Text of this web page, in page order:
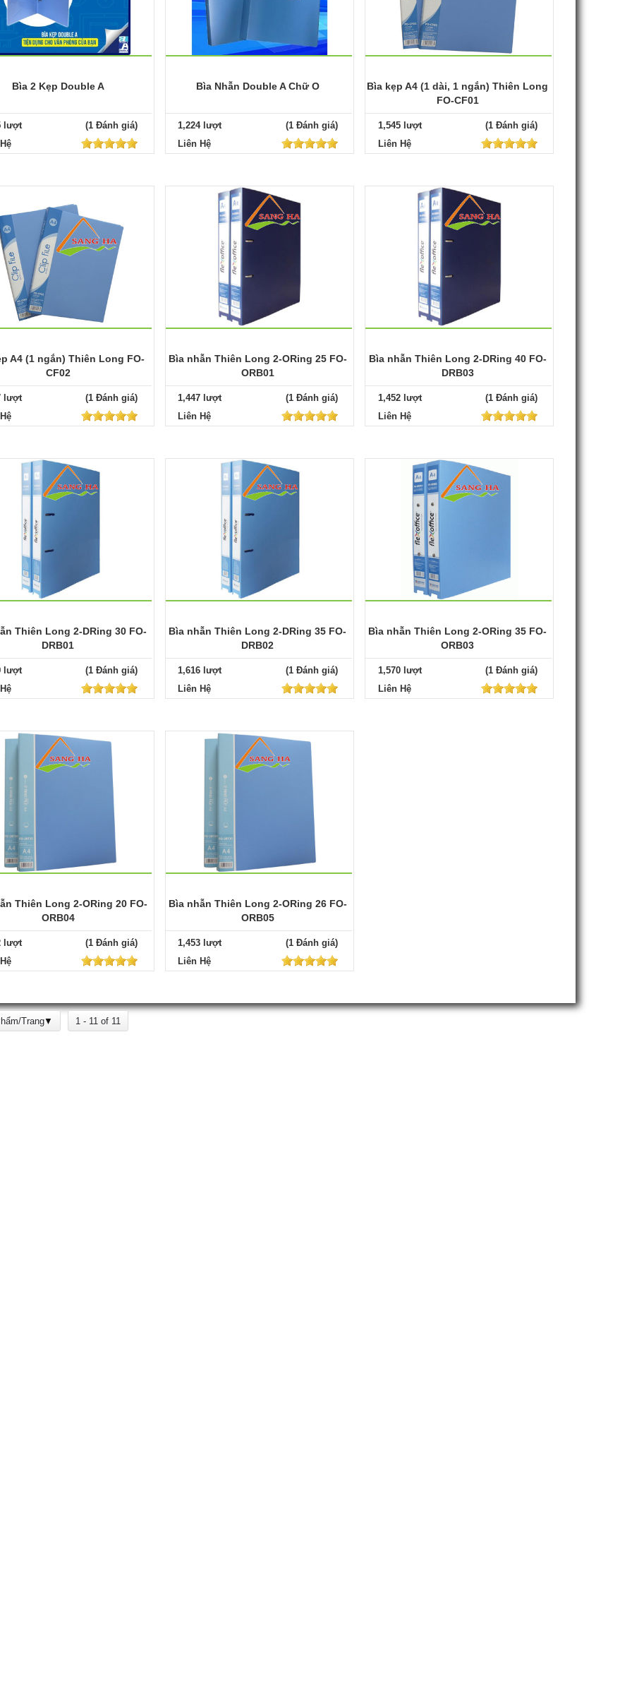
Bìa 2 Kẹp Double A
lượt
(1 Đánh giá)
Bìa Nhẫn Double A Chữ O
1,224 lượt
(1 Đánh giá)
Liên Hệ
Bìa kẹp A4 (1 dài, 1 ngắn) Thiên Long
FO-CF01
1,545 lượt
(1 Đánh giá)
Liên Hệ
A4 (1 ngắn) Thiên Long FO-
CF02
lượt
(1 Đánh giá)
Bìa nhẫn Thiên Long 2-ORing 25 FO-
ORB01
1,447 lượt
(1 Đánh giá)
Liên Hệ
Bìa nhẫn Thiên Long 2-DRing 40 FO-
DRB03
1,452 lượt
(1 Đánh giá)
Liên Hệ
Thiên Long 2-DRing 30 FO-
DRB01
lượt
(1 Đánh giá)
Bìa nhẫn Thiên Long 2-DRing 35 FO-
DRB02
1,616 lượt
(1 Đánh giá)
Liên Hệ
Bìa nhẫn Thiên Long 2-ORing 35 FO-
ORB03
1,570 lượt
(1 Đánh giá)
Liên Hệ
Thiên Long 2-ORing 20 FO-
ORB04
lượt
(1 Đánh giá)
Bìa nhẫn Thiên Long 2-ORing 26 FO-
ORB05
1,453 lượt
(1 Đánh giá)
Liên Hệ
Trang 1 - 11 of 11